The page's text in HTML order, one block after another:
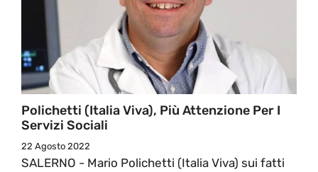
Polichetti (Italia Viva), Più Attenzione Per I
Servizi Sociali
22 Agosto 2022
SALERNO - Mario Polichetti (Italia Viva) sui fatti